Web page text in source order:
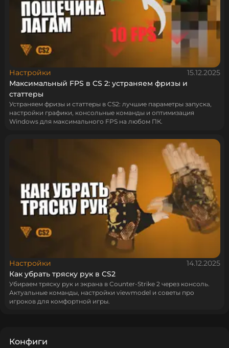
Настройки
15.12.2025
Максимальный FPS в CS 2: устраняем фризы и
статтеры
Устраняем фризы и статтеры в CS2: лучшие параметры запуска,
настройки графики, консольные команды и оптимизация
Windows для максимального FPS на любом ПК.
Настройки
14.12.2025
Как убрать тряску рук в CS2
Убираем тряску рук и экрана в Counter-Strike 2 через консоль.
Актуальные команды, настройки viewmodel и советы про
игроков для комфортной игры.
Конфиги